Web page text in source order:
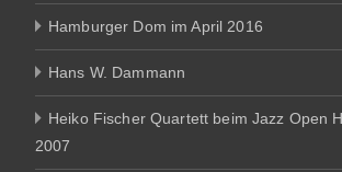
Hamburger Dom im April 2016
Hans W. Dammann
Heiko Fischer Quartett beim Jazz Open
2007